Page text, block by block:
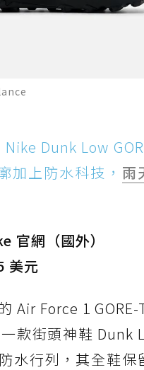
Dunk Low
加上防水科技， 雨
官網（國外）
美元
Air Force 1 GORE-
款街頭神鞋 Dunk
水行列，其全鞋保